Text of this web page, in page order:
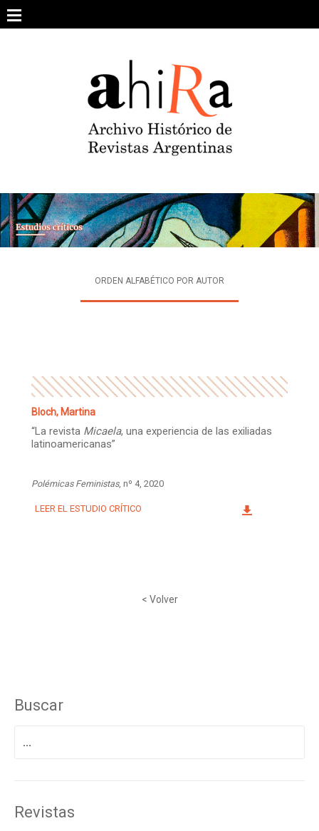
content
ARCHIVO DE REVISTAS
ESTUDIOS CRÍTICOS
INTEGRANTES
ORDEN ALFABÉTICO POR AUTOR
Bloch, Martina
“La revista Micaela, una experiencia de las exiliadas
latinoamericanas”
Polémicas Feministas, nº 4, 2020
LEER EL ESTUDIO CRÍTICO
< Volver
Buscar
Revistas